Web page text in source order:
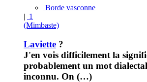
Borde vasconne
| 1
(Mimbaste)
Laviette ?
J'en vois difficilement la
probablement un mot
inconnu. On (…)